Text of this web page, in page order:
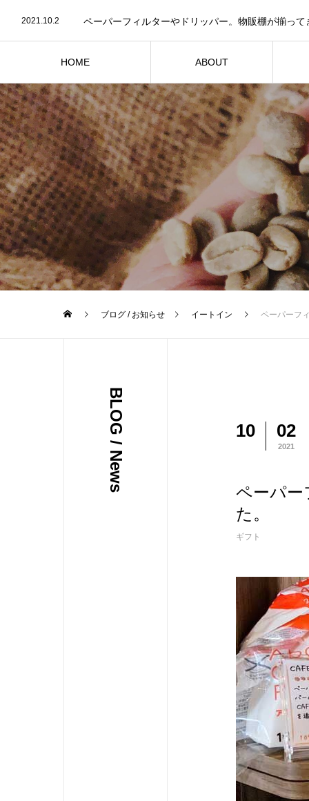
HOME
ABOUT
2021.10.2
ペーパーフィルターやドリッパー。物販棚が揃って
2021.10.15
ブログ / お知らせ イートイン ペーパーフ
BLOG / News 10 02
2021
ペーパー
た。
ギフト